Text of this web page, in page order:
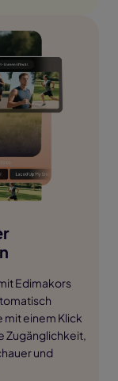
Edimakors
mit einem Klick
Zugänglichkeit,
und